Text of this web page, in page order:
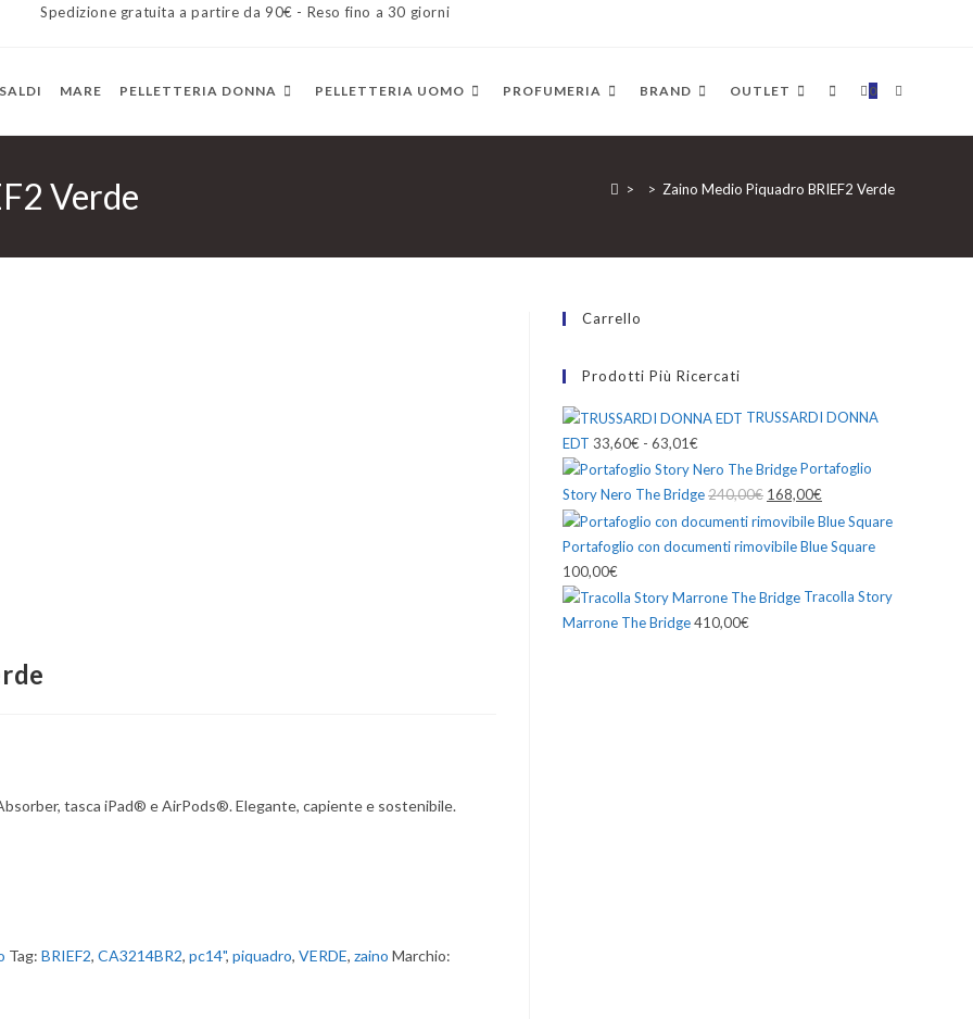
Spedizione gratuita a partire da 90€ - Reso fino a 30 giorni
SALDI MARE PELLETTERIA DONNA PELLETTERIA UOMO PROFUMERIA BRAND OUTLET 0 ATTIVA/
Verde > > Zaino Medio Piquadro BRIEF2 Verde
tasca iPad® e AirPods®. Elegante, capiente e sostenibile.
Tag: BRIEF2, CA3214BR2, pc14", piquadro, VERDE, zaino Marchio:
Carrello
Prodotti Più Ricercati
TRUSSARDI DONNA
EDT 33,60€ - 63,01€Fascia
di
prezzo:
da
33,60€
63,01€
Portafoglio
Story Nero The Bridge240,00€ Il
prezzo
originale
240,00€.
168,00€Il
prezzo
attuale
168,00€.
Portafoglio con documenti rimovibile Blue Square
100,00€
Tracolla Story
Marrone The Bridge410,00€